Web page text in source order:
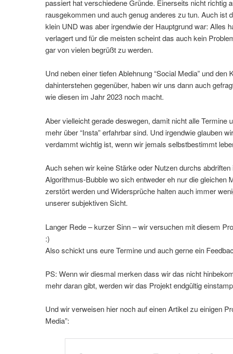
passiert hat verschiedene Gründe. Einerseits nicht richtig
rausgekommen und auch genug anderes zu tun. Auch ist
klein UND was aber irgendwie der Hauptgrund war: Alles
verlagert und für die meisten scheint das auch kein
gar von vielen begrüßt zu werden.
Und neben einer tiefen Ablehnung “Social Media” und den
dahinterstehen gegenüber, haben wir uns dann auch
wie diesen im Jahr 2023 noch macht.
Aber vielleicht gerade deswegen, damit nicht alle Termine
mehr über “Insta” erfahrbar sind. Und irgendwie glauben
verdammt wichtig ist, wenn wir jemals selbstbestimmt
Auch sehen wir keine Stärke oder Nutzen durchs
Algorithmus-Bubble wo sich entweder eh nur die gleichen
zerstört werden und Widersprüche halten auch immer
unserer subjektiven Sicht.
Langer Rede – kurzer Sinn – wir versuchen mit diesem
:)
Also schickt uns eure Termine und auch gerne ein
PS: Wenn wir diesmal merken dass wir das nicht
mehr daran gibt, werden wir das Projekt endgültig
Und wir verweisen hier noch auf einen Artikel zu einigen
Media”: